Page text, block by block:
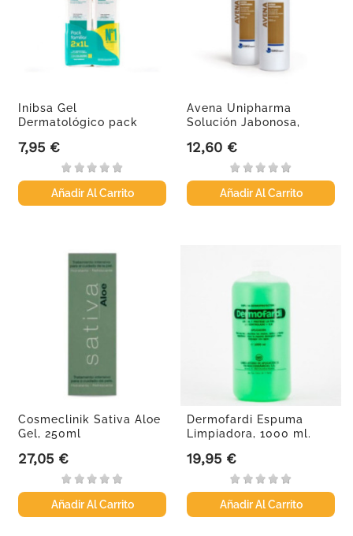
Inibsa Gel
Dermatológico pack
Precio
7,95 €
Añadir Al Carrito
Avena Unipharma
Solución Jabonosa,
Precio
12,60 €
Añadir Al Carrito
Cosmeclinik Sativa Aloe
Gel, 250ml
Precio
27,05 €
Añadir Al Carrito
Dermofardi Espuma
Limpiadora, 1000 ml.
Precio
19,95 €
Añadir Al Carrito